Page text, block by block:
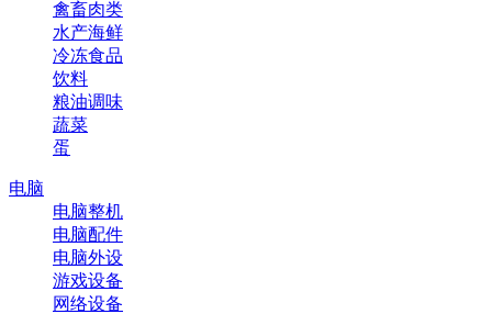
禽畜肉类
水产海鲜
冷冻食品
饮料
粮油调味
蔬菜
蛋
电脑
电脑整机
电脑配件
电脑外设
游戏设备
网络设备